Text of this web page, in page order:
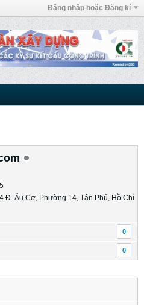
Đăng nhập hoặc Đăng kí
Đ. Âu Cơ, Phường 14, Tân Phú, Hồ Chí
0
0